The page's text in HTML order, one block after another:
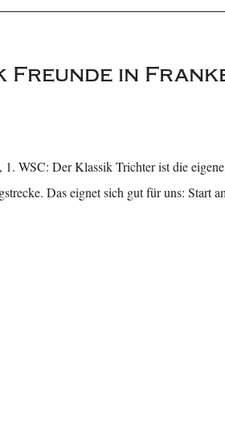
Freunde in
1. WSC: Der Klassik Trichter ist die
Das eignet sich gut für uns: Start